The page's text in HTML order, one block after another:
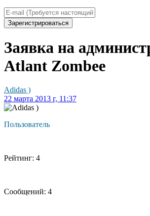
Зарегистрироваться
Заявка на
Atlant Zombee
Adidas )
22 марта 2013 г, 11:37
Пользователь
Рейтинг: 4
Сообщений: 4